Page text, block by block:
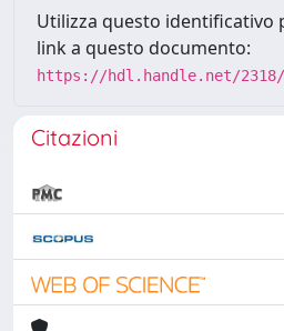
Utilizza questo identificativo
link a questo documento:
https://hdl.handle.net/2318/
Citazioni